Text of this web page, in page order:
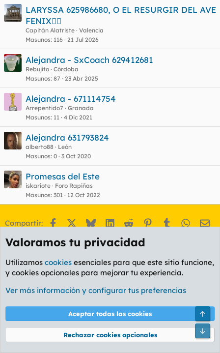
u
e
t
LARYSSA 625986680, O EL RESURGIR DEL AVE
FENIX🐦‍🔥
Capitán Alatriste Valencia
Masunos 116 21 Jul 2026
Alejandra - SxCoach 629412681
Rebujito Córdoba
Masunos 87 23 Abr 2025
Alejandra - 671114754
Arrepentido7
Granada
Masunos 11 4 Dic 2021
Alejandra 631793824
alberto88
León
Masunos 0 3 Oct 2020
Promesas del Este
iskariote
Foro Rapiñas
Masunos 301 12 Oct 2022
Compartir: Facebook BlueskyLinkedIn
Reddit Pinterest
Tumblr
Enlace
Valencia
Cookies
PL OLDSTYLE AMARILLO
Cambiar fuente
Español (ES)
Valoramos tu privacidad
Utilizamos cookies esenciales para que este sitio funcione,
y cookies opcionales para mejorar tu experiencia.
Ver más información y configurar tus preferencias
Aceptar todas las cookies
Rechazar cookies opcionales
Pie